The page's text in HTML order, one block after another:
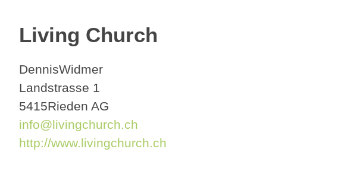
Living Church
DennisWidmer
Landstrasse 1
5415Rieden AG
info@livingchurch.ch
http://www.livingchurch.ch